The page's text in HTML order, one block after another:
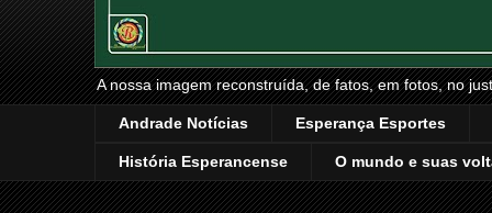
A nossa imagem reconstruída, de fatos, em fotos, no
Andrade Notícias Esperança Esportes
História Esperancense O mundo e suas